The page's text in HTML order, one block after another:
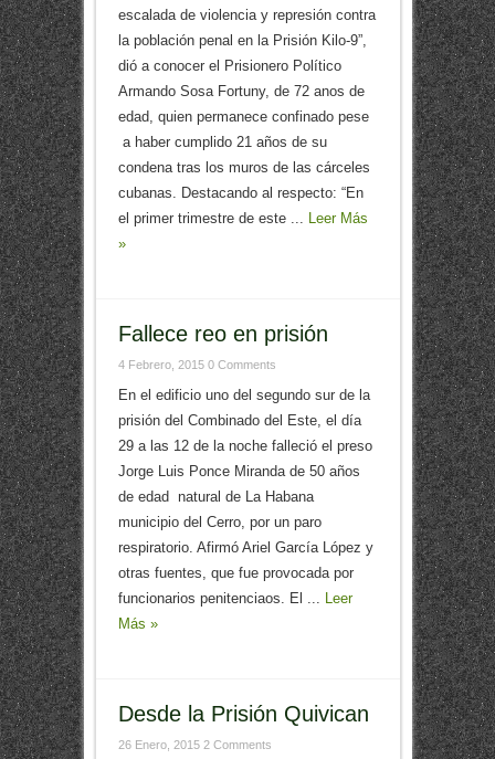
escalada de violencia y represión contra
la población penal en la Prisión Kilo-9”,
dió a conocer el Prisionero Político
Armando Sosa Fortuny, de 72 anos de
edad, quien permanece confinado pese
a haber cumplido 21 años de su
condena tras los muros de las cárceles
cubanas. Destacando al respecto: “En
el primer trimestre de este ... Leer Más
»
Fallece reo en prisión
4 Febrero, 2015 0 Comments
En el edificio uno del segundo sur de la
prisión del Combinado del Este, el día
29 a las 12 de la noche falleció el preso
Jorge Luis Ponce Miranda de 50 años
de edad natural de La Habana
municipio del Cerro, por un paro
respiratorio. Afirmó Ariel García López y
otras fuentes, que fue provocada por
funcionarios penitenciaos. El ... Leer
Más »
Desde la Prisión Quivican
26 Enero, 2015 2 Comments